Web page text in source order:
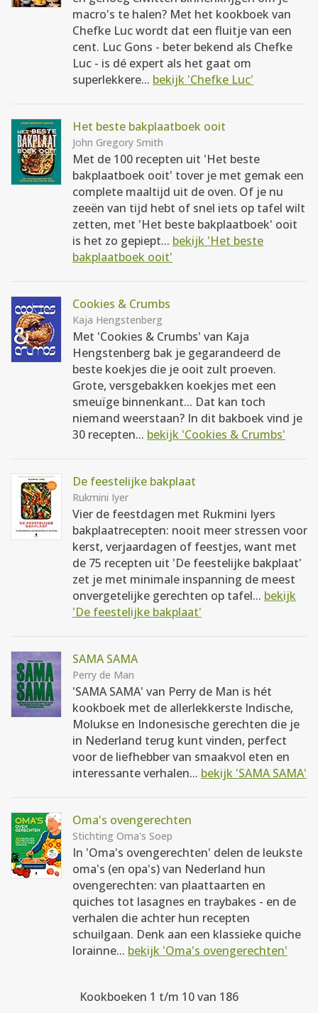
macro's te halen? Met het kookboek van
Chefke Luc wordt dat een fluitje van een
cent. Luc Gons - beter bekend als Chefke
Luc - is dé expert als het gaat om
superlekkere... bekijk 'Chefke Luc'
Het beste bakplaatboek ooit
John Gregory Smith
Met de 100 recepten uit 'Het beste
bakplaatboek ooit' tover je met gemak een
complete maaltijd uit de oven. Of je nu
zeeën van tijd hebt of snel iets op tafel wilt
zetten, met 'Het beste bakplaatboek' ooit
is het zo gepiept... bekijk 'Het beste
bakplaatboek ooit'
Cookies & Crumbs
Kaja Hengstenberg
Met 'Cookies & Crumbs' van Kaja
Hengstenberg bak je gegarandeerd de
beste koekjes die je ooit zult proeven.
Grote, versgebakken koekjes met een
smeuïge binnenkant... Dat kan toch
niemand weerstaan? In dit bakboek vind je
30 recepten... bekijk 'Cookies & Crumbs'
De feestelijke bakplaat
Rukmini Iyer
Vier de feestdagen met Rukmini Iyers
bakplaatrecepten: nooit meer stressen voor
kerst, verjaardagen of feestjes, want met
de 75 recepten uit 'De feestelijke bakplaat'
zet je met minimale inspanning de meest
onvergetelijke gerechten op tafel... bekijk
'De feestelijke bakplaat'
SAMA SAMA
Perry de Man
'SAMA SAMA' van Perry de Man is hét
kookboek met de allerlekkerste Indische,
Molukse en Indonesische gerechten die je
in Nederland terug kunt vinden, perfect
voor de liefhebber van smaakvol eten en
interessante verhalen... bekijk 'SAMA SAMA'
Oma's ovengerechten
Stichting Oma's Soep
In 'Oma's ovengerechten' delen de leukste
oma's (en opa's) van Nederland hun
ovengerechten: van plaattaarten en
quiches tot lasagnes en traybakes - en de
verhalen die achter hun recepten
schuilgaan. Denk aan een klassieke quiche
lorainne... bekijk 'Oma's ovengerechten'
Kookboeken 1 t/m 10 van 186